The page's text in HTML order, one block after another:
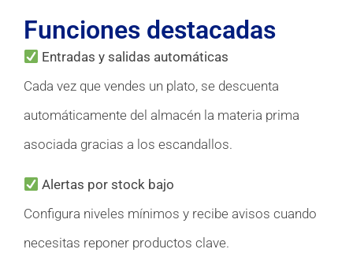
Funciones destacadas
Entradas y salidas automáticas
Cada vez que vendes un plato, se descuenta
automáticamente del almacén la materia prima
asociada gracias a los escandallos.
Alertas por stock bajo
Configura niveles mínimos y recibe avisos cuando
necesitas reponer productos clave.